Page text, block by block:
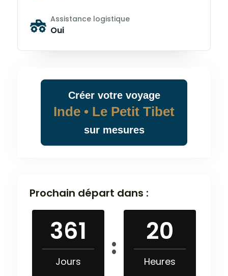
Assistance logistique
Oui
Créer votrevoyage
Inde • Le Petit Tibet
sur mesures
Prochain départ dans :
361
Jours
20
Heures